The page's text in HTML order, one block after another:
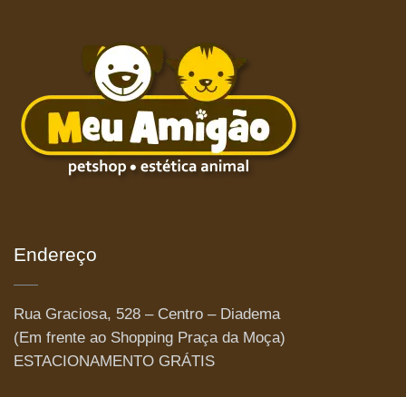
Endereço
Rua Graciosa, 528 – Centro – Diadema
(Em frente ao Shopping Praça da Moça)
ESTACIONAMENTO GRÁTIS